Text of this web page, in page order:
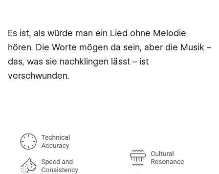
Es ist, als würde man ein Lied ohne Melodie
hören. Die Worte mögen da sein, aber die Musik –
das, was sie nachklingen lässt – ist
verschwunden.